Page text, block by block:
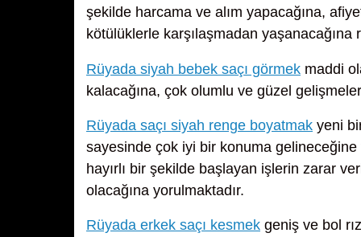
şekilde harcama ve alım yapacağına,
kötülüklerle karşılaşmadan yaşanacağına
Rüyada siyah bebek saçı görmek maddi
kalacağına, çok olumlu ve güzel
Rüyada saçı siyah renge boyatmak yeni
sayesinde çok iyi bir konuma gelineceğine
hayırlı bir şekilde başlayan işlerin zarar
olacağına yorulmaktadır.
Rüyada erkek saçı kesmek geniş ve bol